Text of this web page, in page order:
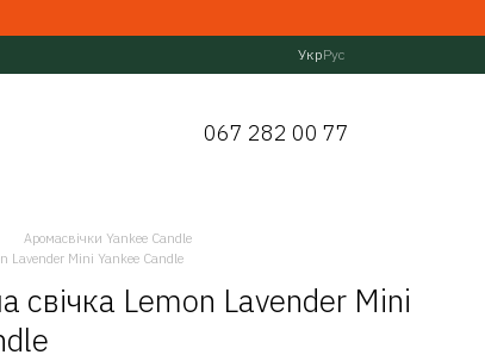
УкрРус
067 282 00 77
Аромасвічки Yankee Candle
Lavender Mini Yankee Candle
свічка Lemon Lavender Mini